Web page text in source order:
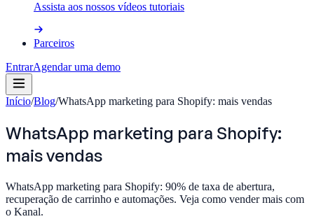
Assista aos nossos vídeos tutoriais
Parceiros
EntrarAgendar uma demo
Início/Blog/WhatsApp marketing para Shopify: mais vendas
WhatsApp marketing para Shopify:
mais vendas
WhatsApp marketing para Shopify: 90% de taxa de abertura,
recuperação de carrinho e automações. Veja como vender mais com
o Kanal.